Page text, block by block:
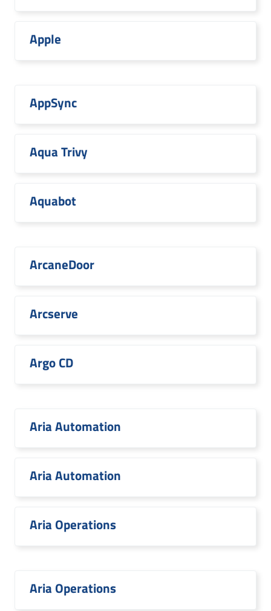
Apple
AppSync
Aqua Trivy
Aquabot
ArcaneDoor
Arcserve
Argo CD
Aria Automation
Aria Automation
Aria Operations
Aria Operations